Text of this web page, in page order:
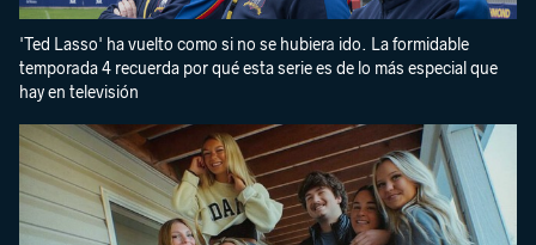
'Ted Lasso' ha vuelto como si no se hubiera ido. La formidable
temporada 4 recuerda por qué esta serie es de lo más especial que
hay en televisión